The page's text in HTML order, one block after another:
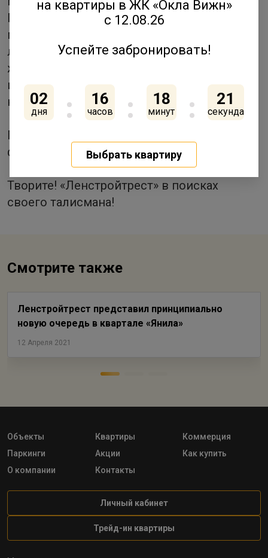
Главное условие: талисман не должен
повторять другие, уже существующие в
литературе и искусстве, персонажи. При
желании вы можете придумать имя и
историю своему талисману, познакомить
нас поближе с героем.
Полное описание условий конкурса и
форма подачи заявок:http://talismanlst.ru.
Творите! «Ленстройтрест» в поисках
своего талисмана!
Смотрите также
Ленстройтрест представил принципиально
новую очередь в квартале «Янила»
12 Апреля 2021
Объекты Квартиры
Коммерция
Паркинги
Акции
Как купить
О компании
Контакты
Личный кабинет
Трейд-ин квартиры
на квартиры в ЖК «Окла Вижн»
с 12.08.26
Успейте забронировать!
02
дня
16
часов
18
минут
21
секунда
Выбрать квартиру